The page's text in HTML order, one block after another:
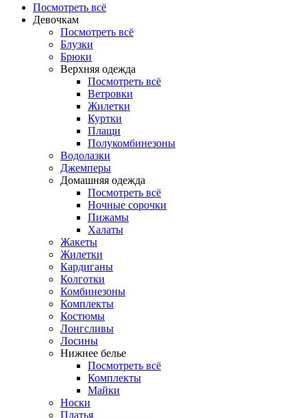
Посмотреть всё
Девочкам
Посмотреть всё
Блузки
Брюки
Верхняя одежда
Посмотреть всё
Ветровки
Жилетки
Куртки
Плащи
Полукомбинезоны
Водолазки
Джемперы
Домашняя одежда
Посмотреть всё
Ночные сорочки
Пижамы
Халаты
Жакеты
Жилетки
Кардиганы
Колготки
Комбинезоны
Комплекты
Костюмы
Лонгсливы
Лосины
Нижнее белье
Посмотреть всё
Комплекты
Майки
Носки
Платья